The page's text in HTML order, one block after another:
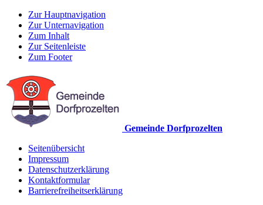
Zur Hauptnavigation
Zur Unternavigation
Zum Inhalt
Zur Seitenleiste
Zum Footer
Gemeinde Dorfprozelten
Seitenübersicht
Impressum
Datenschutzerklärung
Kontaktformular
Barrierefreiheitserklärung